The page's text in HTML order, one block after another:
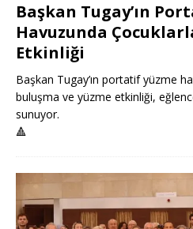
Başkan Tugay’ın
Havuzunda
Etkinliği
Başkan Tugay’ın portatif yüzme
buluşma ve yüzme etkinliği,
sunuyor.
🔺